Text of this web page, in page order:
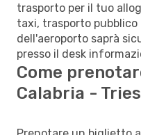
trasporto per il tuo
taxi, trasporto
dell'aeroporto saprà
presso il desk
Come
Calabria -